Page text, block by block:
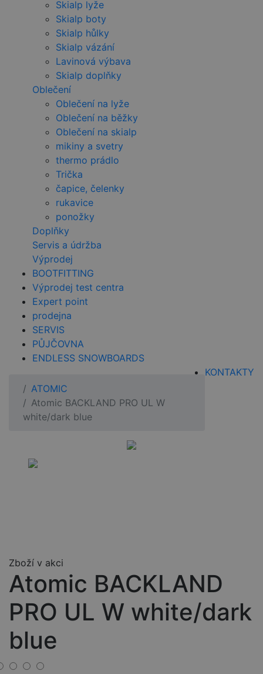
Skialp lyže
Skialp boty
Skialp hůlky
Skialp vázání
Lavinová výbava
Skialp doplňky
Oblečení
Oblečení na lyže
Oblečení na běžky
Oblečení na skialp
mikiny a svetry
thermo prádlo
Trička
čapice, čelenky
rukavice
ponožky
Doplňky
Servis a údržba
Výprodej
BOOTFITTING
Výprodej test centra
Expert point
prodejna
SERVIS
PŮJČOVNA
ENDLESS SNOWBOARDS
KONTAKTY
ATOMIC
Atomic BACKLAND PRO UL W
white/dark blue
Zboží v akci
Atomic BACKLAND
PRO UL W white/dark
blue